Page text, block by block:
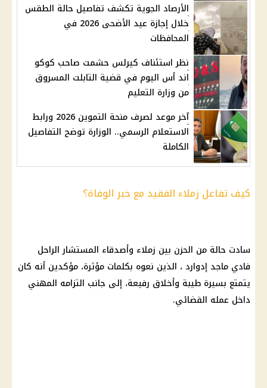
الأرصاد الجوية تكشف تفاصيل حالة الطقس
خلال إجازة عيد الأضحى 2026 في
المحافظات
نظر استئناف كيرلس حشمت صاحب كوكو
اند أس اليوم في قضية التابلت المسروق
من وزارة التعليم
آخر موعد لصرف منحة التموين 2026 ورابط
الاستعلام الرسمي.. الوزارة توضح التفاصيل
الكاملة
كيف تفاعل زملاء الفقيد مع خبر الوفاة؟
سادت حالة من الحزن بين زملاء وأصدقاء المستشار الراحل
فادي ماجد إدوارد ، الذين نعوه بكلمات مؤثرة، مؤكدين أنه كان
يتمتع بسيرة طيبة وأخلاق رفيعة، إلى جانب التزامه المهني
داخل عمله القضائي.